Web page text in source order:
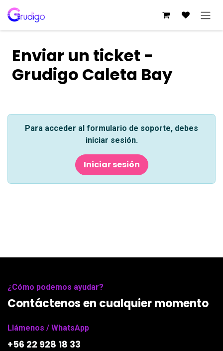
Ir al contenido
Enviar un ticket -
Grudigo Caleta Bay
Para acceder al formulario de soporte, debes
iniciar sesión.
Iniciar sesión
¿Cómo podemos ayudar?
Contáctenos en cualquier momento
Llámenos / WhatsApp
+56 22 928 18 33